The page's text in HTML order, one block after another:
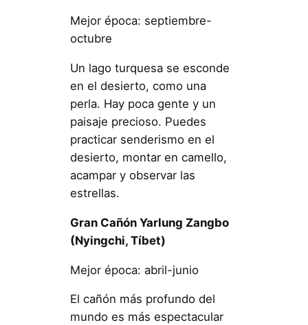
Mejor época: septiembre-
octubre
Un lago turquesa se esconde
en el desierto, como una
perla. Hay poca gente y un
paisaje precioso. Puedes
practicar senderismo en el
desierto, montar en camello,
acampar y observar las
estrellas.
Gran Cañón Yarlung Zangbo
(Nyingchi, Tíbet)
Mejor época: abril-junio
El cañón más profundo del
mundo es más espectacular